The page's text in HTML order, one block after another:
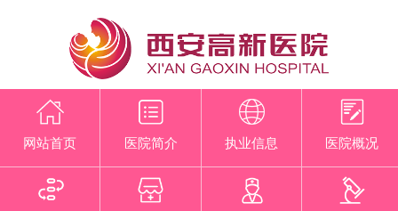
网站首页 医院简介 执业信息 医院概况